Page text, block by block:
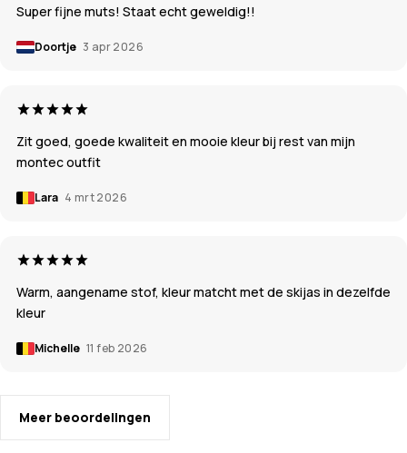
Super fijne muts! Staat echt geweldig!!
Doortje 3 apr 2026
Zit goed, goede kwaliteit en mooie kleur bij rest van mijn
montec outfit
Lara 4 mrt 2026
Warm, aangename stof, kleur matcht met de skijas in dezelfde
kleur
Michelle 11 feb 2026
Meer beoordelingen